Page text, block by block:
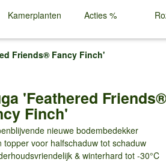
Kamerplanten
↓
Acties %
↓ ↓
Friends® Fancy Finch'
'Feathered Friends®
Finch'
nieuwe bodembedekker
topper voor halfschaduw tot schaduw
& winterhard tot -30°C